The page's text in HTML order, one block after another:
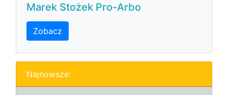
Marek Stożek Pro-Arbo
Zobacz
Najnowsze: